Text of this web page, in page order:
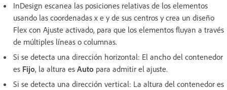
InDesign escanea las posiciones relativas de los elementos
usando las coordenadas x e y de sus centros y crea un diseño
Flex con Ajuste activado, para que los elementos fluyan a través
de múltiples líneas o columnas.
Si se detecta una dirección horizontal: El ancho del contenedor
es Fijo, la altura es Auto para admitir el ajuste.
Si se detecta una dirección vertical: La altura del contenedor es